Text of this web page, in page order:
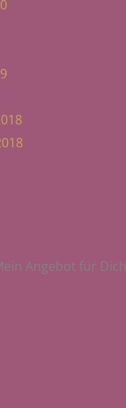
Angebot für Dich